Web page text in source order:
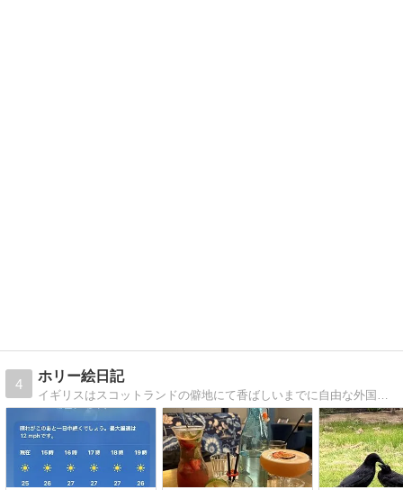
4
ホリー絵日記